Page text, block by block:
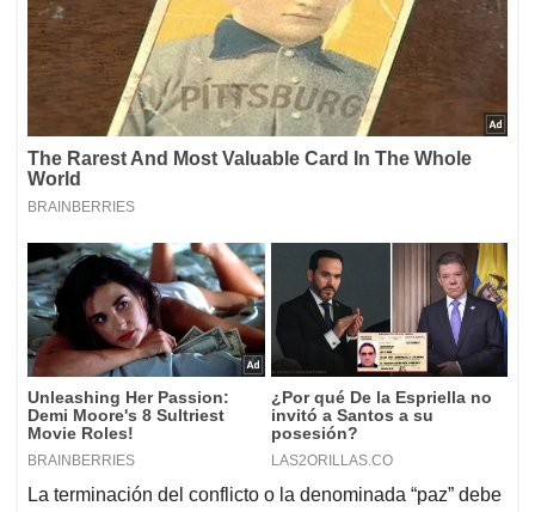
La terminación del conflicto o la denominada “paz” debe